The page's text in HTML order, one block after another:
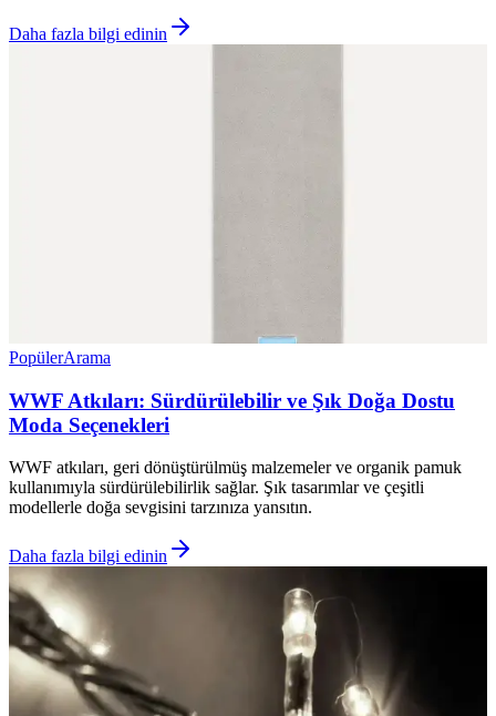
Daha fazla bilgi edinin
PopülerArama
WWF Atkıları: Sürdürülebilir ve Şık Doğa Dostu
Moda Seçenekleri
WWF atkıları, geri dönüştürülmüş malzemeler ve organik pamuk
kullanımıyla sürdürülebilirlik sağlar. Şık tasarımlar ve çeşitli
modellerle doğa sevgisini tarzınıza yansıtın.
Daha fazla bilgi edinin